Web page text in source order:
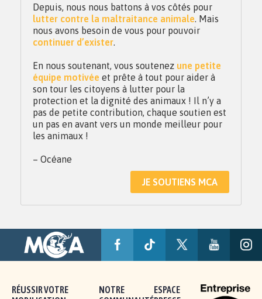
Depuis, nous nous battons à vos côtés pour
lutter contre la maltraitance animale. Mais
nous avons besoin de vous pour pouvoir
continuer d’exister.
En nous soutenant, vous soutenez une petite
équipe motivée et prête à tout pour aider à
son tour les citoyens à lutter pour la
protection et la dignité des animaux ! Il n’y a
pas de petite contribution, chaque soutien est
un pas en avant vers un monde meilleur pour
les animaux !
– Océane
JE SOUTIENS MCA
RÉUSSIR VOTRE
NOTRE
ESPACE